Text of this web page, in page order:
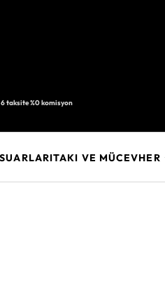
taksite %0 komisyon
TAKI VE MÜCEVHER